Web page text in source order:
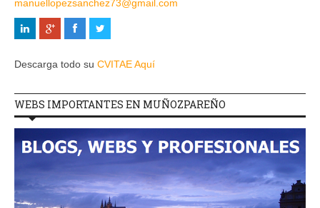
manuellopezsanchez73@gmail.com
Descarga todo su CVITAE Aquí
WEBS IMPORTANTES EN MUÑOZPAREÑO